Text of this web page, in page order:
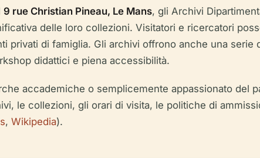
9 rue Christian Pineau, Le Mans, gli Archivi
delle loro collezioni. Visitatori e ricercatori
privati di famiglia. Gli archivi offrono anche una serie
didattici e piena accessibilità.
accademiche o semplicemente appassionato del
le collezioni, gli orari di visita, le politiche di
, Wikipedia).